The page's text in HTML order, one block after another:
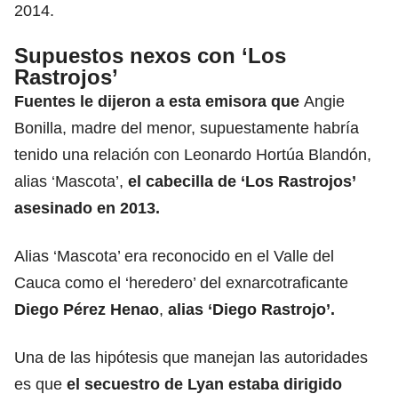
2014.
Supuestos nexos con ‘Los
Rastrojos’
Fuentes le dijeron a esta emisora que Angie
Bonilla, madre del menor, supuestamente habría
tenido una relación con Leonardo Hortúa Blandón,
alias ‘Mascota’, el cabecilla de ‘Los Rastrojos’
asesinado en 2013.
Alias ‘Mascota’ era reconocido en el Valle del
Cauca como el ‘heredero’ del exnarcotraficante
Diego Pérez Henao, alias ‘Diego Rastrojo’.
Una de las hipótesis que manejan las autoridades
es que el secuestro de Lyan estaba dirigido